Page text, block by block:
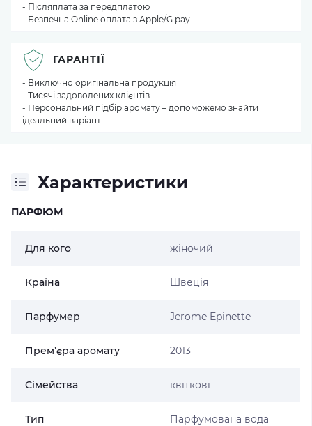
Характеристики
ПАРФЮМ
Для кого жіночий
Країна Швеція
Парфумер Jerome Epinette
Прем’єра аромату 2013
Сімейства квіткові
Тип Парфумована вода
- Післяплата за передплатою
- Безпечна Online оплата з Apple/G pay
ГАРАНТІЇ
- Виключно оригінальна продукція
- Тисячі задоволених клієнтів
- Персональний підбір аромату – допоможемо знайти
ідеальний варіант